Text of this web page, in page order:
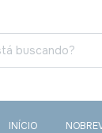
INÍCIO